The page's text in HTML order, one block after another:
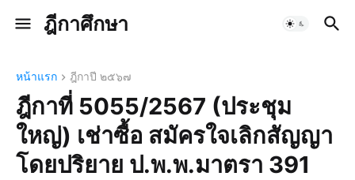
ฎีกาศึกษา
หน้าแรก ฎีกาปี ๒๕๖๗
ฎีกาที่ 5055/2567 (ประชุม
ใหญ่) เช่าซื้อ สมัครใจเลิกสัญญา
โดยปริยาย ป.พ.พ.มาตรา 391